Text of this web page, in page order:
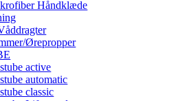
Håndklæde
Ørepropper
active
automatic
classic